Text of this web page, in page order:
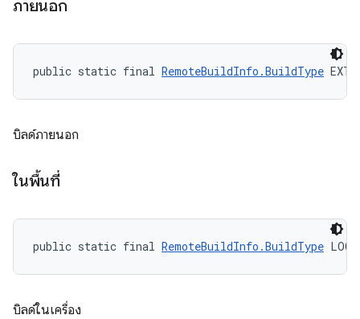
ภายนอก
public static final RemoteBuildInfo.BuildType
บิลด์ภายนอก
ในพื้นที่
public static final RemoteBuildInfo.BuildType
บิลด์ในเครื่อง